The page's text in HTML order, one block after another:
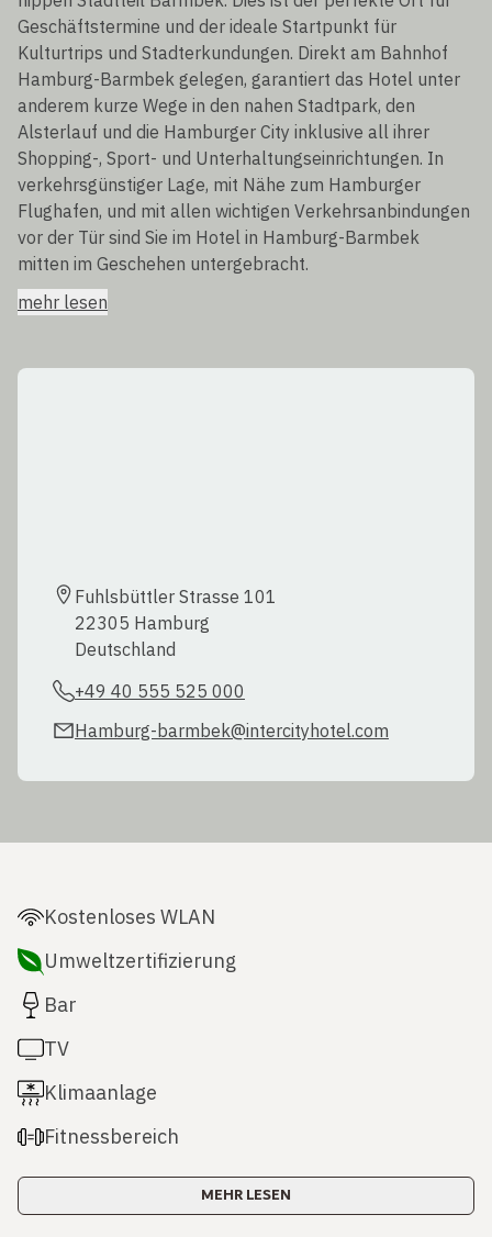
Geschäftstermine und der ideale Startpunkt für
Kulturtrips und Stadterkundungen. Direkt am Bahnhof
Hamburg-Barmbek gelegen, garantiert das Hotel unter
anderem kurze Wege in den nahen Stadtpark, den
Alsterlauf und die Hamburger City inklusive all ihrer
Shopping-, Sport- und Unterhaltungseinrichtungen. In
verkehrsgünstiger Lage, mit Nähe zum Hamburger
Flughafen, und mit allen wichtigen Verkehrsanbindungen
vor der Tür sind Sie im Hotel in Hamburg-Barmbek
mitten im Geschehen untergebracht.
mehr lesen
Fuhlsbüttler Strasse 101
22305 Hamburg
Deutschland
+49 40 555 525 000
Hamburg-barmbek@intercityhotel.com
Kostenloses WLAN
Umweltzertifizierung
Bar
TV
Klimaanlage
Fitnessbereich
MEHR LESEN